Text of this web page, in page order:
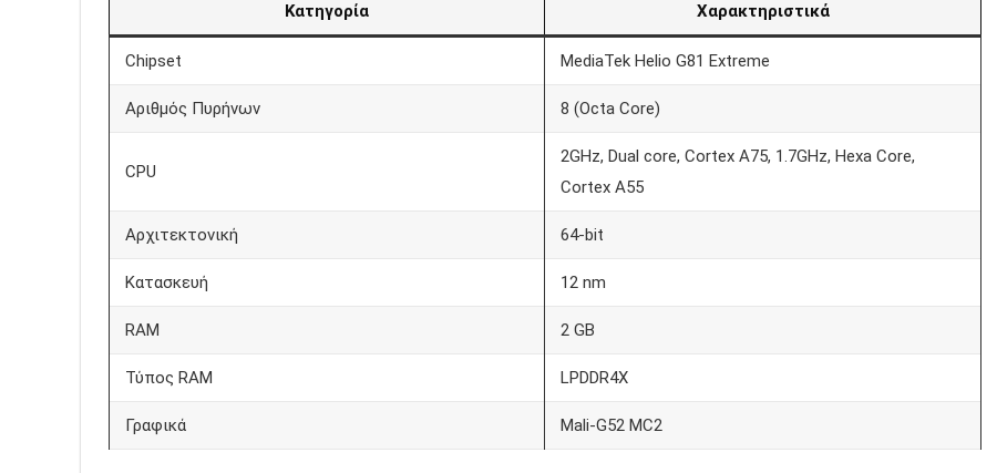
Κατηγορία Χαρακτηριστικά
Chipset MediaTek Helio G81 Extreme
Αριθμός Πυρήνων 8 (Octa Core)
CPU
2GHz, Dual core, Cortex A75, 1.7GHz, Hexa Core,
Cortex A55
Αρχιτεκτονική 64-bit
Κατασκευή 12 nm
RAM 2 GB
Τύπος RAM LPDDR4X
Γραφικά Mali-G52 MC2